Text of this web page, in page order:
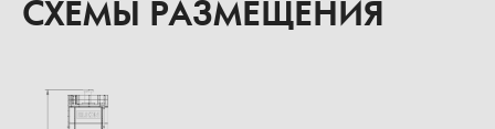
СХЕМЫ РАЗМЕЩЕНИЯ